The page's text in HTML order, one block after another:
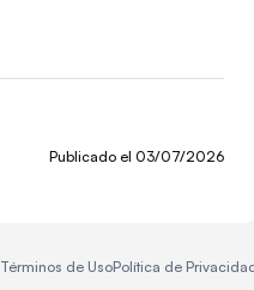
Publicado el 03/07/2026
Términos de UsoPolítica de